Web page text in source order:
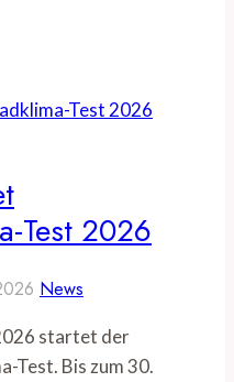
Test 2026
News
startet der
Test. Bis zum 30.